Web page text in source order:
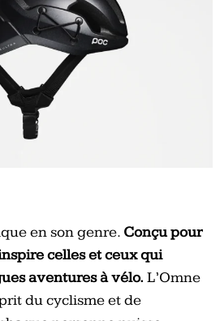
en son genre. Conçu pour
celles et ceux qui
aventures à vélo.L’Omne
du cyclisme et de